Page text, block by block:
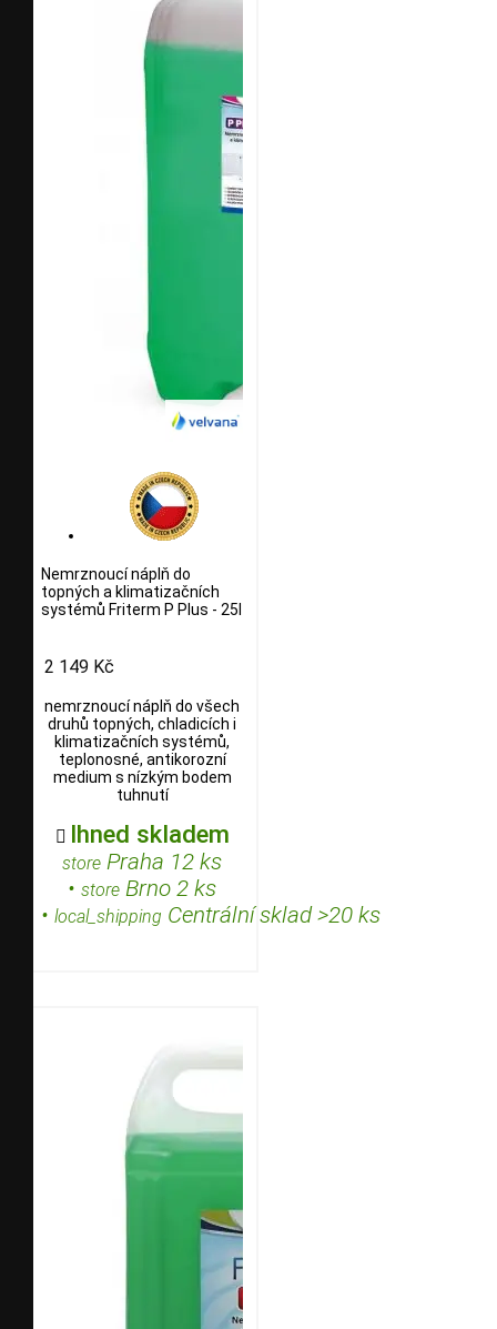
Nemrznoucí náplň do
topných a klimatizačních
systémů Friterm P Plus - 25l
2 149 Kč
nemrznoucí náplň do všech
druhů topných, chladicích i
klimatizačních systémů,
teplonosné, antikorozní
medium s nízkým bodem
tuhnutí
 Ihned skladem
store Praha 12 ks
• store Brno 2 ks
• local_shipping Centrální sklad >20 ks